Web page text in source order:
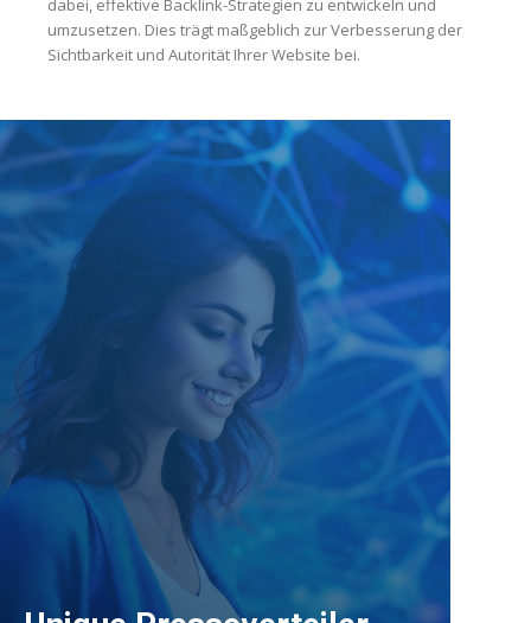
dabei, effektive Backlink-Strategien zu entwickeln und
umzusetzen. Dies trägt maßgeblich zur Verbesserung der
Sichtbarkeit und Autorität Ihrer Website bei.